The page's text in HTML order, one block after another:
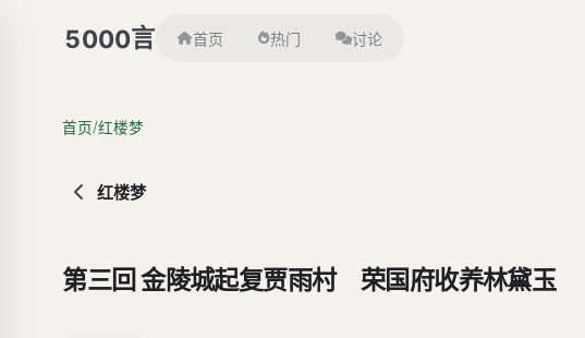
5000言 首页 热门 讨论
首页/红楼梦
红楼梦
第三回 金陵城起复贾雨村 荣国府收养林黛玉